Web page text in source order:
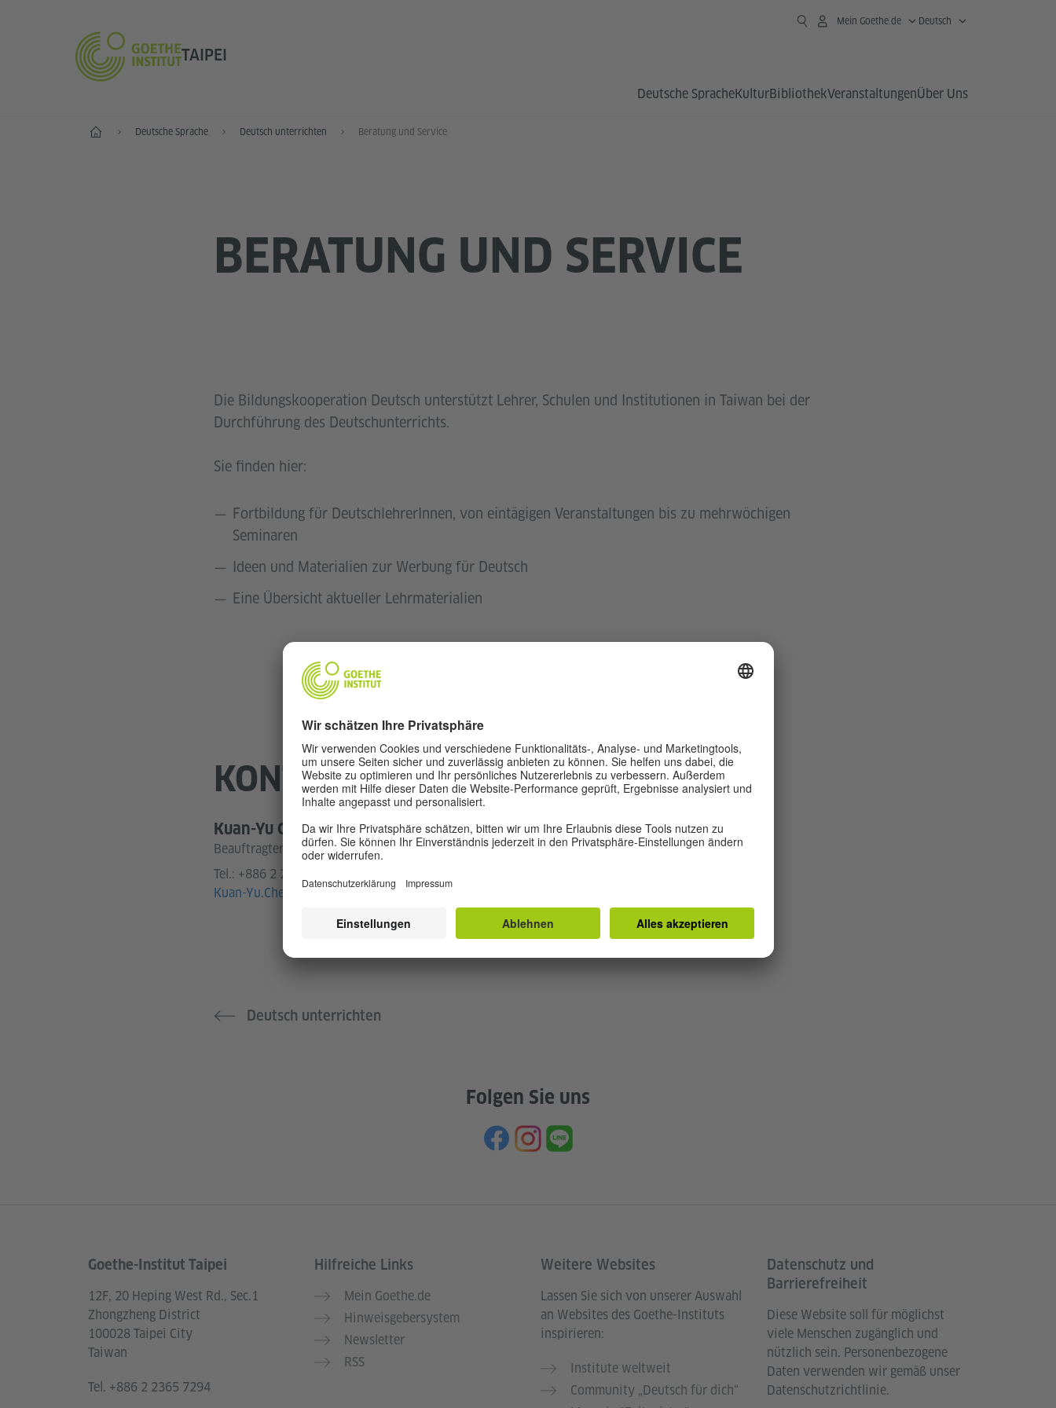
TAIPEI
Mein Goethe.de Deutsch
Deutsche SpracheKulturBibliothekVeranstaltungenÜber Uns
Start Deutsche Sprache Deutsch unterrichten Beratung und Service
BERATUNG UND SERVICE
Die Bildungskooperation Deutsch unterstützt Lehrer, Schulen und Institutionen in Taiwan bei der
Durchführung des Deutschunterrichts.
Sie finden hier:
Fortbildung für DeutschlehrerInnen, von eintägigen Veranstaltungen bis zu mehrwöchigen
Seminaren
Ideen und Materialien zur Werbung für Deutsch
Eine Übersicht aktueller Lehrmaterialien
KONTAKT
Kuan-Yu Chen
Beauftragter für Sprachkurse und Prüfungen
Tel.: +886 2 2365 7294 #117
Kuan-Yu.Chen@goethe.de
Deutsch unterrichten
Folgen Sie uns
Service- und Informationsbereich
Goethe-Institut Taipei
12F, 20 Heping West Rd., Sec.1
Zhongzheng District
100028 Taipei City
Taiwan
Tel. +886 2 2365 7294
Hilfreiche Links
Mein Goethe.de
Hinweisgebersystem
Newsletter
RSS
Weitere Websites
Lassen Sie sich von unserer Auswahl
an Websites des Goethe-Instituts
inspirieren:
Institute weltweit
Community „Deutsch für dich“
Datenschutz und
Barrierefreiheit
Diese Website soll für möglichst
viele Menschen zugänglich und
nützlich sein. Personenbezogene
Daten verwenden wir gemäß unser
Datenschutzrichtlinie.